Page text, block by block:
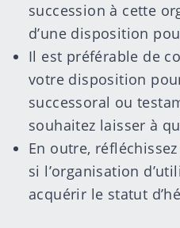
succession à cette
d’une disposition
Il est préférable de
votre disposition
successoral ou
souhaitez laisser à
En outre,
si l’organisation
acquérir le statut